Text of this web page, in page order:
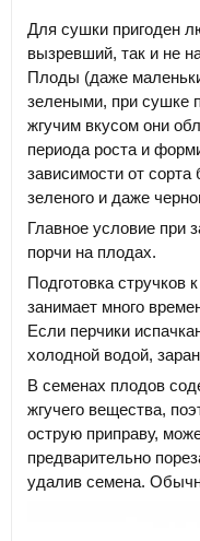
Для сушки пригоден
вызревший, так и не
Плоды (даже
зелеными, при сушке
жгучим вкусом они
периода роста и
зависимости от сорта
зеленого и даже
Главное условие при
порчи на плодах.
Подготовка стручков
занимает много
Если перчики
холодной водой,
В семенах плодов
жгучего вещества,
острую приправу,
предварительно
удалив семена.